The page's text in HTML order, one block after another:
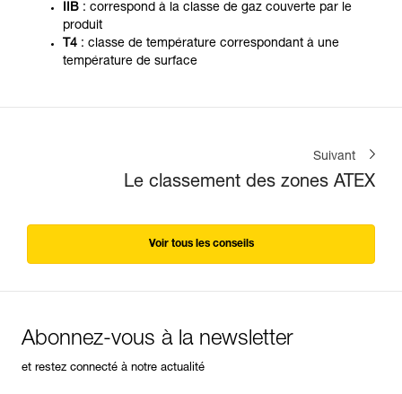
IIB : correspond à la classe de gaz couverte par le
produit
T4 : classe de température correspondant à une
température de surface
Suivant
Le classement des zones ATEX
Voir tous les conseils
Abonnez-vous à la newsletter
et restez connecté à notre actualité